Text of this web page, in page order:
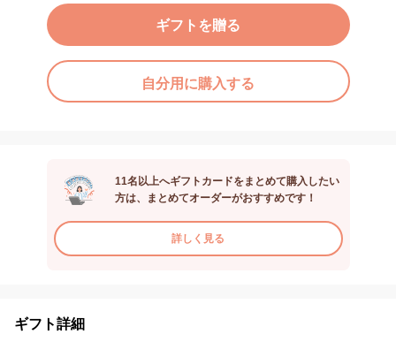
ギフトを贈る
自分用に購入する
11名以上へギフトカードをまとめて購入したい
方は、まとめてオーダーがおすすめです！
詳しく見る
ギフト詳細